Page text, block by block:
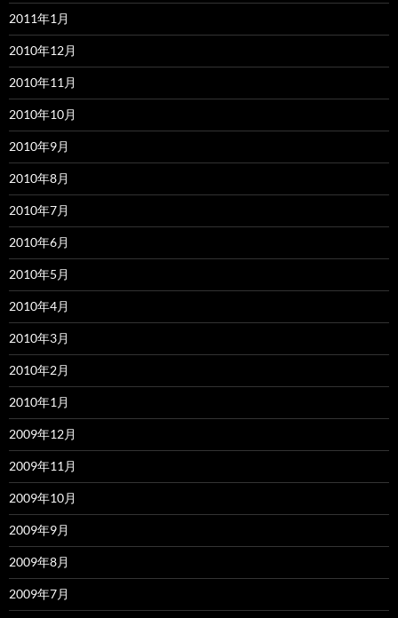
2011年1月
2010年12月
2010年11月
2010年10月
2010年9月
2010年8月
2010年7月
2010年6月
2010年5月
2010年4月
2010年3月
2010年2月
2010年1月
2009年12月
2009年11月
2009年10月
2009年9月
2009年8月
2009年7月